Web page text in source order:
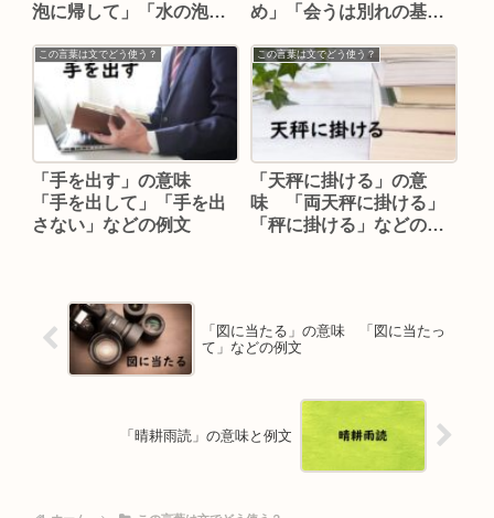
泡に帰して」「水の泡」
め」「会うは別れの基」
文
この言葉は文でどう使う？
「手を出す」の意味
「手を出して」「手を出
さない」などの例文
この言葉は文でどう使う？
「天秤に掛ける」の意
味 「両天秤に掛ける」
「秤に掛ける」などの例
「図に当たる」の意味 「図に当たっ
て」などの例文
「晴耕雨読」の意味と例文